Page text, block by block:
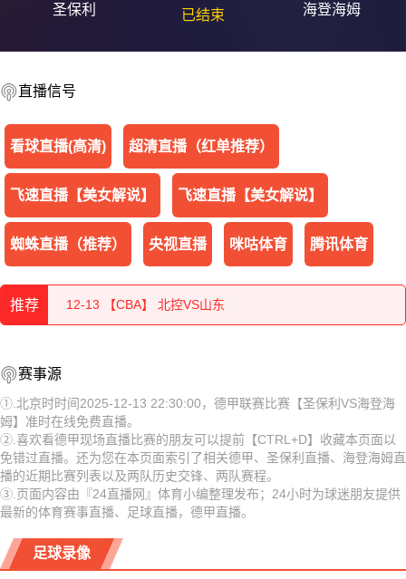
圣保利 已结束 海登海姆
直播信号
看球直播(高清) 超清直播（红单推荐）
飞速直播【美女解说】 飞速直播【美女解说】
蜘蛛直播（推荐） 央视直播 咪咕体育 腾讯体育
推荐
12-13 【NBA】 勇士VS森林狼
12-13 【CBA】 北控VS山东
12-13 【CBA】 四川VS广州
12-13 【CBA】 天津VS辽宁
12-13 【CBA】 新疆VS福建
12-13 【西甲】 马德里竞技VS瓦伦西亚
12-13 【CBA】 江苏VS北京
12-13 【CBA】 深圳VS青岛
12-13 【CBA】 四川VS广州
12-13 【CBA】 天津VS辽宁
赛事源
①.北京时时间2025-12-13 22:30:00，德甲联赛比赛【圣保利VS海登海
姆】准时在线免费直播。
②.喜欢看德甲现场直播比赛的朋友可以提前【CTRL+D】收藏本页面以
免错过直播。还为您在本页面索引了相关德甲、圣保利直播、海登海姆直
播的近期比赛列表以及两队历史交锋、两队赛程。
③.页面内容由『24直播网』体育小编整理发布；24小时为球迷朋友提供
最新的体育赛事直播、足球直播，德甲直播。
足球录像